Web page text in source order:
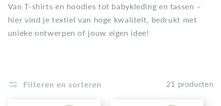
Van T-shirts en hoodies tot babykleding en tassen –
hier vind je textiel van hoge kwaliteit, bedrukt met
unieke ontwerpen of jouw eigen idee!
Filteren en sorteren 21 producten